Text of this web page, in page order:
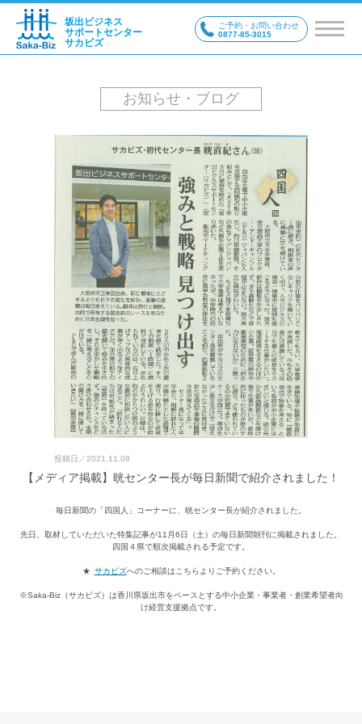
坂出ビジネス
サポートセンター
サカビズ
ご予約・お問い合わせ
0877-85-3015
お知らせ・ブログ
投稿日／2021.11.08
【メディア掲載】晄センター長が毎日新聞で紹介されました！
毎日新聞の「四国人」コーナーに、晄センター長が紹介されました。
先日、取材していただいた特集記事が11月6日（土）の毎日新聞朝刊に掲載されました。
四国４県で順次掲載される予定です。
★ サカビズへのご相談はこちらよりご予約ください。
※Saka-Biz（サカビズ）は香川県坂出市をベースとする中小企業・事業者・創業希望者向
け経営支援拠点です。